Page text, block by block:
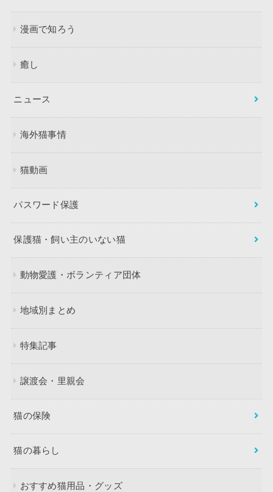
漫画で知ろう
癒し
ニュース
海外猫事情
猫動画
パスワード保護
保護猫・飼い主のいない猫
動物愛護・ボランティア団体
地域別まとめ
特集記事
譲渡会・里親会
猫の保険
猫の暮らし
おすすめ猫用品・グッズ